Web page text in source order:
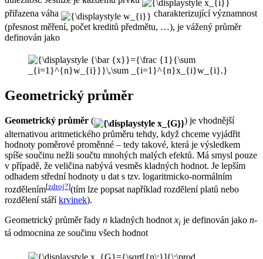
přiřazena váha
charakterizující významnost
(přesnost měření, počet kreditů předmětu, …), je vážený průměr
definován jako
Geometrický průměr
Geometrický průměr (
) je vhodnější
alternativou aritmetického průměru tehdy, když chceme vyjádřit
hodnoty poměrové proměnné – tedy takové, která je výsledkem
spíše součinu nežli součtu mnohých malých efektů. Má smysl pouze
v případě, že veličina nabývá vesměs kladných hodnot. Je lepším
odhadem střední hodnoty u dat s tzv. logaritmicko-normálním
rozdělením[zdroj?](tím lze popsat například rozdělení platů nebo
rozdělení stáříkrvinek).
Geometrický průměr řady n kladných hodnot xi je definován jako n-
tá odmocnina ze součinu všech hodnot